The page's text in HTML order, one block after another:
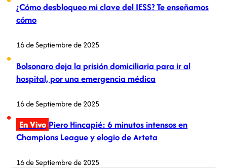
¿Cómo desbloqueo mi clave del IESS? Te enseñamos
cómo
16 de Septiembre de 2025
Bolsonaro deja la prisión domiciliaria para ir al
hospital, por una emergencia médica
16 de Septiembre de 2025
En Vivo Piero Hincapié: 6 minutos intensos en
Champions League y elogio de Arteta
16 de Septiembre de 2025